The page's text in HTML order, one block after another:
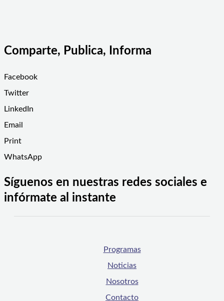
Comparte, Publica, Informa
Facebook
Twitter
LinkedIn
Email
Print
WhatsApp
Síguenos en nuestras redes sociales e
infórmate al instante
Programas
Noticias
Nosotros
Contacto